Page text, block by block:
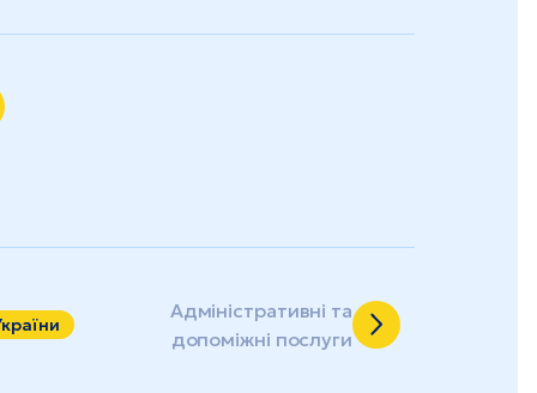
Адміністративні та
допоміжні послуги